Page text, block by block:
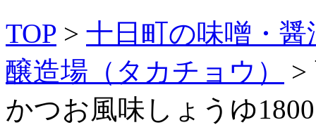
TOP > 十日町の味噌・
醸造場（タカチョウ）
かつお風味しょうゆ